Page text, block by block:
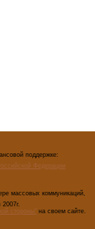
поддержке:
Федерации
массовых коммуникаций,
стороны" на своем сайте.